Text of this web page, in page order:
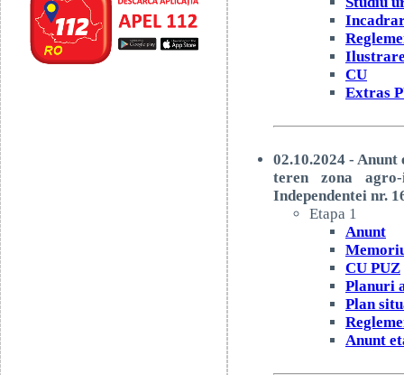
CU
Extras
02.10.2024 -
teren zona
Independentei nr.
Etapa 1
Anunt
CU PUZ
Planuri
Plan
Anunt